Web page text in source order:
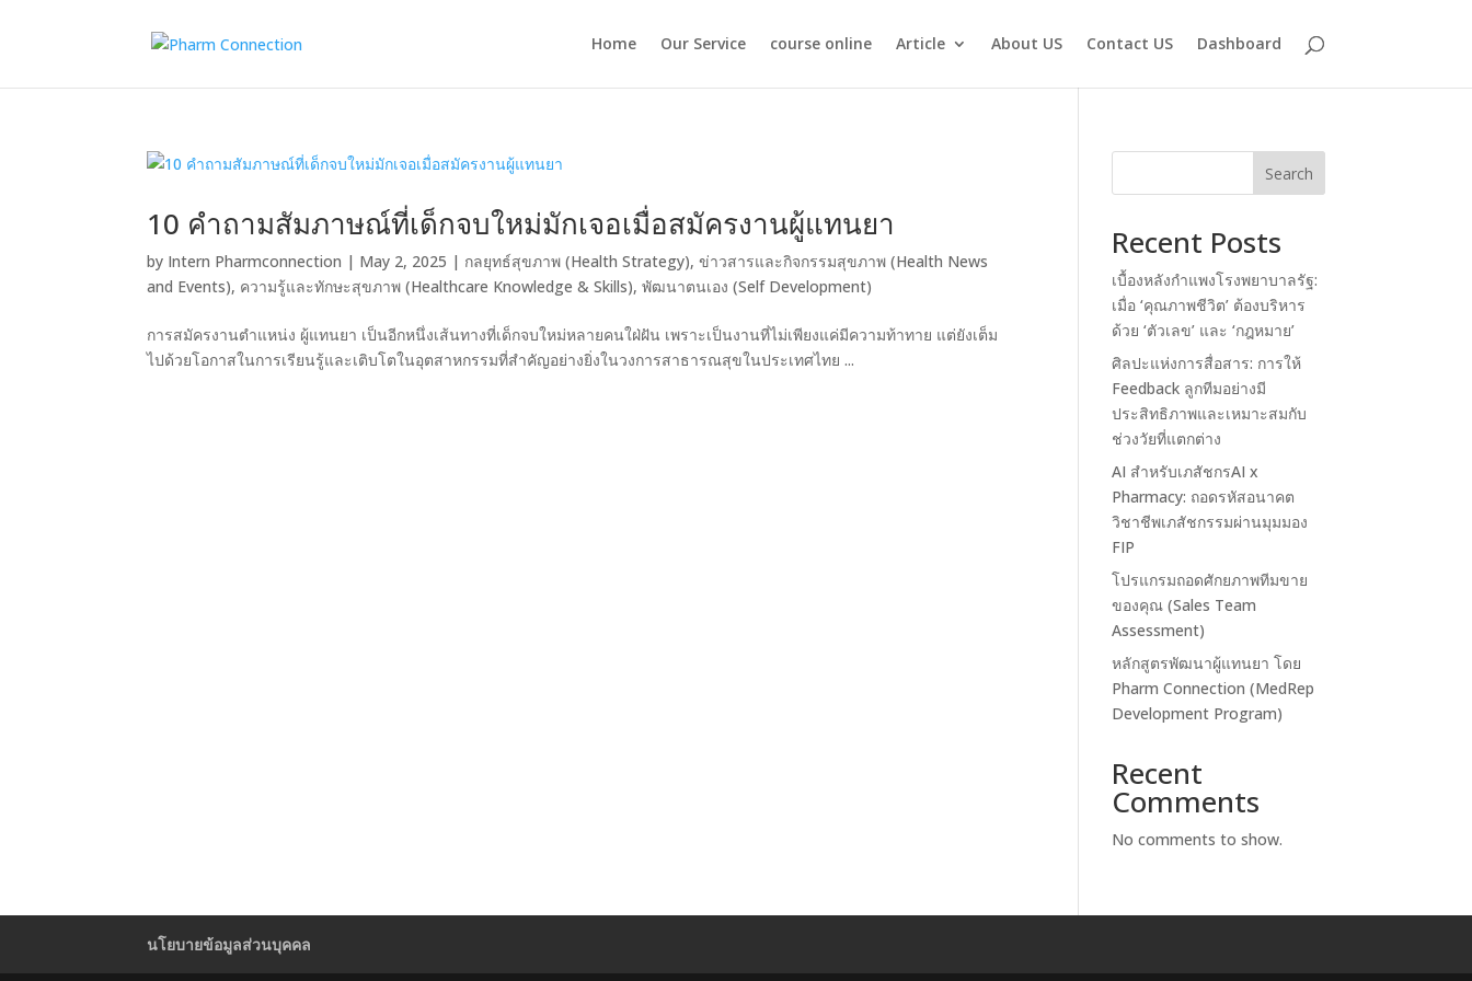
Home Our Service course online Article About US Contact US Dashboard
10 คำถามสัมภาษณ์ที่เด็กจบใหม่มักเจอเมื่อสมัครงานผู้แทนยา
by Intern Pharmconnection | May 2, 2025 | กลยุทธ์สุขภาพ (Health Strategy),ข่าวสารและกิจกรรมสุขภาพ (Health News
and Events), ความรู้และทักษะสุขภาพ (Healthcare Knowledge & Skills),พัฒนาตนเอง (Self Development)
การสมัครงานตำแหน่ง ผู้แทนยา เป็นอีกหนึ่งเส้นทางที่เด็กจบใหม่หลายคนใฝ่ฝัน เพราะเป็นงานที่ไม่เพียงแค่มีความท้าทาย แต่ยังเต็ม
ไปด้วยโอกาสในการเรียนรู้และเติบโตในอุตสาหกรรมที่สำคัญอย่างยิ่งในวงการสาธารณสุขในประเทศไทย ...
Search
Recent Posts
เบื้องหลังกำแพงโรงพยาบาลรัฐ:
เมื่อ ‘คุณภาพชีวิต’ ต้องบริหาร
ด้วย ‘ตัวเลข’ และ ‘กฎหมาย’
ศิลปะแห่งการสื่อสาร: การให้
Feedback ลูกทีมอย่างมี
ประสิทธิภาพและเหมาะสมกับ
ช่วงวัยที่แตกต่าง
AI สำหรับเภสัชกรAI x
Pharmacy: ถอดรหัสอนาคต
วิชาชีพเภสัชกรรมผ่านมุมมอง
FIP
โปรแกรมถอดศักยภาพทีมขาย
ของคุณ (Sales Team
Assessment)
หลักสูตรพัฒนาผู้แทนยา โดย
Pharm Connection (MedRep
Development Program)
Recent
Comments
No comments to show.
นโยบายข้อมูลส่วนบุคคล